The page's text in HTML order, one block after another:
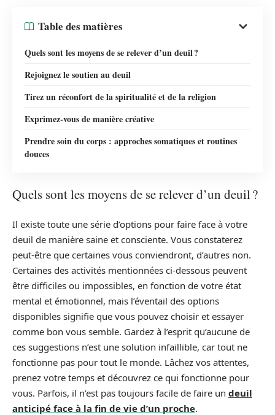
Table des matières
Quels sont les moyens de se relever d’un deuil ?
Rejoignez le soutien au deuil
Tirez un réconfort de la spiritualité et de la religion
Exprimez-vous de manière créative
Prendre soin du corps : approches somatiques et routines
douces
Quels sont les moyens de se relever d’un deuil ?
Il existe toute une série d’options pour faire face à votre
deuil de manière saine et consciente. Vous constaterez
peut-être que certaines vous conviendront, d’autres non.
Certaines des activités mentionnées ci-dessous peuvent
être difficiles ou impossibles, en fonction de votre état
mental et émotionnel, mais l’éventail des options
disponibles signifie que vous pouvez choisir et essayer
comme bon vous semble. Gardez à l’esprit qu’aucune de
ces suggestions n’est une solution infaillible, car tout ne
fonctionne pas pour tout le monde. Lâchez vos attentes,
prenez votre temps et découvrez ce qui fonctionne pour
vous. Parfois, il n’est pas toujours facile de faire un deuil
anticipé face à la fin de vie d’un proche.